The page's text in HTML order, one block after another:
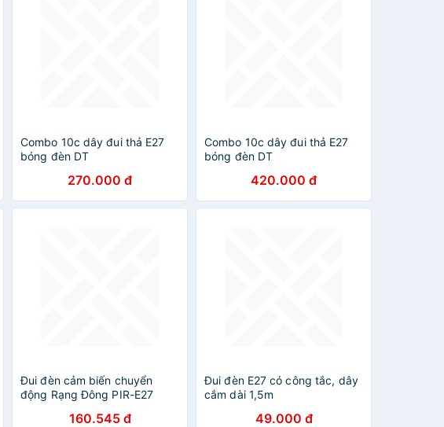
Combo 10c dây đui thả E27
bóng đèn DT
270.000 đ
Combo 10c dây đui thả E27
bóng đèn DT
420.000 đ
Đui đèn cảm biến chuyển
động Rạng Đông PIR-E27
160.545 đ
Đui đèn E27 có công tắc, dây
cắm dài 1,5m
49.000 đ